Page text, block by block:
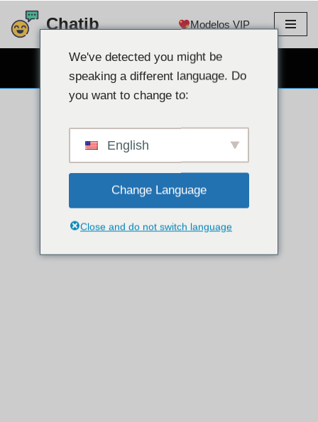
saltar
Chatib Modelos VIP
CHAT POR CÁMARA WEB GRATIS
We've detected you might be
speaking a different language. Do
you want to change to:
English
Change Language
Close and do not switch language